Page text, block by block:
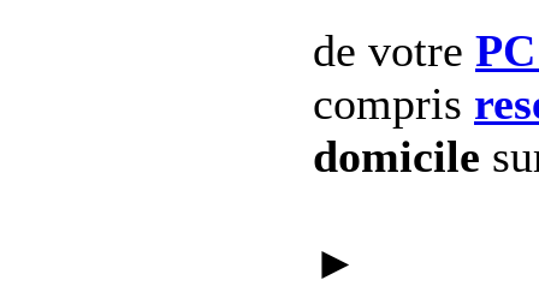
de votre
compris
domicile
►